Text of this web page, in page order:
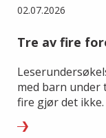
02.07.2026
Tre av fire
med barn under
fire gjør det ikke.